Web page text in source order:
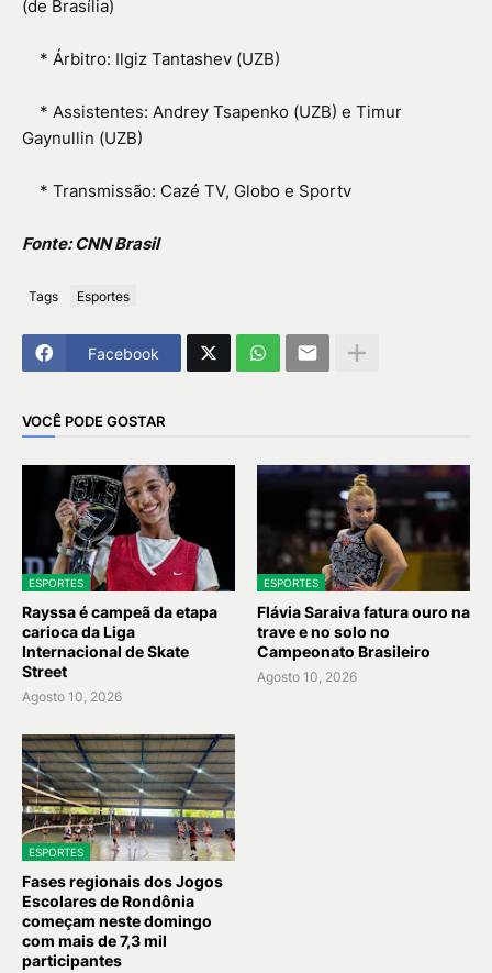
(de Brasília)
* Árbitro: Ilgiz Tantashev (UZB)
* Assistentes: Andrey Tsapenko (UZB) e Timur
Gaynullin (UZB)
* Transmissão: Cazé TV, Globo e Sportv
Fonte: CNN Brasil
Tags Esportes
Facebook
VOCÊ PODE GOSTAR
ESPORTES
Rayssa é campeã da etapa
carioca da Liga
Internacional de Skate
Street
Agosto 10, 2026
ESPORTES
Flávia Saraiva fatura ouro na
trave e no solo no
Campeonato Brasileiro
Agosto 10, 2026
ESPORTES
Fases regionais dos Jogos
Escolares de Rondônia
começam neste domingo
com mais de 7,3 mil
participantes